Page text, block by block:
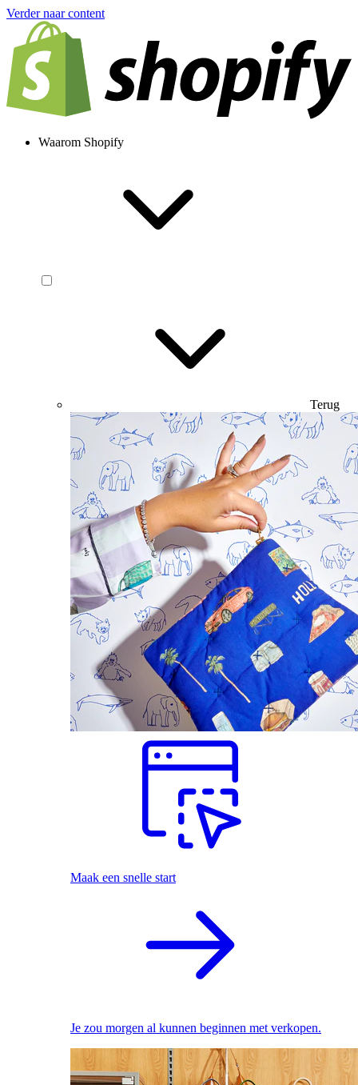
Verder naar content
Waarom Shopify
Terug
Maak een snelle start
Je zou morgen al kunnen beginnen met verkopen.